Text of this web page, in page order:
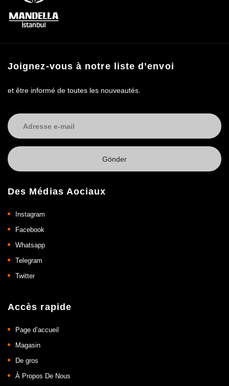
Accès rapide
Page d’accueil
Magasin
De gros
À Propos De Nous
Des Médias Aociaux
Instagram
Facebook
Whatsapp
Telegram
Twitter
Joignez-vous à notre liste d’envoi
et être informé de toutes les nouveautés.